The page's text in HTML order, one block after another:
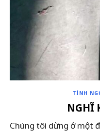
TÍNH
NGHĨ
Chúng tôi dừng ở một